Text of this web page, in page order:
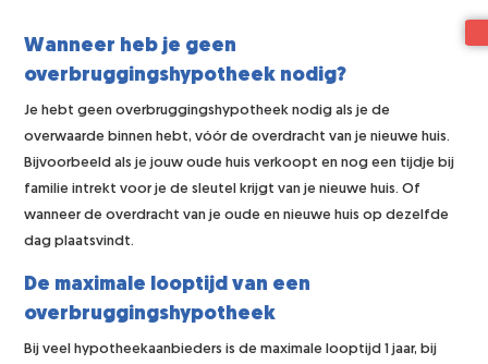
Wanneer heb je geen
overbruggingshypotheek nodig?
Je hebt geen overbruggingshypotheek nodig als je de
overwaarde binnen hebt, vóór de overdracht van je nieuwe huis.
Bijvoorbeeld als je jouw oude huis verkoopt en nog een tijdje bij
familie intrekt voor je de sleutel krijgt van je nieuwe huis. Of
wanneer de overdracht van je oude en nieuwe huis op dezelfde
dag plaatsvindt.
De maximale looptijd van een
overbruggingshypotheek
Bij veel hypotheekaanbieders is de maximale looptijd 1 jaar, bij